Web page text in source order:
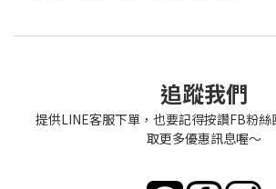
追蹤我們
提供LINE客服下單，也要記得按讚FB粉絲
取更多優惠訊息喔～